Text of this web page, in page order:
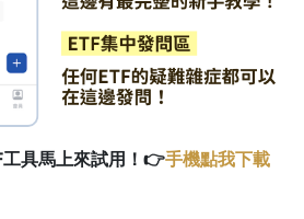
具馬上來試用！👉手機點我下載